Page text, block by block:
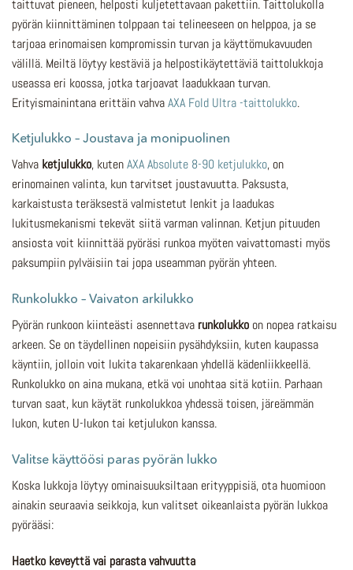
taittuvat pieneen, helposti kuljetettavaan pakettiin. Taittolukolla
pyörän kiinnittäminen tolppaan tai telineeseen on helppoa, ja se
tarjoaa erinomaisen kompromissin turvan ja käyttömukavuuden
välillä. Meiltä löytyy kestäviä ja helpostikäytettäviä taittolukkoja
useassa eri koossa, jotka tarjoavat laadukkaan turvan.
Erityismainintana erittäin vahvaAXA Fold Ultra -taittolukko.
Ketjulukko – Joustava ja monipuolinen
Vahva ketjulukko, kutenAXA Absolute 8-90 ketjulukko, on
erinomainen valinta, kun tarvitset joustavuutta. Paksusta,
karkaistusta teräksestä valmistetut lenkit ja laadukas
lukitusmekanismi tekevät siitä varman valinnan. Ketjun pituuden
ansiosta voit kiinnittää pyöräsi runkoa myöten vaivattomasti myös
paksumpiin pylväisiin tai jopa useamman pyörän yhteen.
Runkolukko – Vaivaton arkilukko
Pyörän runkoon kiinteästi asennettava runkolukko on nopea ratkaisu
arkeen. Se on täydellinen nopeisiin pysähdyksiin, kuten kaupassa
käyntiin, jolloin voit lukita takarenkaan yhdellä kädenliikkeellä.
Runkolukko on aina mukana, etkä voi unohtaa sitä kotiin. Parhaan
turvan saat, kun käytät runkolukkoa yhdessä toisen, järeämmän
lukon, kuten U-lukon tai ketjulukon kanssa.
Valitse käyttöösi paras pyörän lukko
Koska lukkoja löytyy ominaisuuksiltaan erityyppisiä, ota huomioon
ainakin seuraavia seikkoja, kun valitset oikeanlaista pyörän lukkoa
pyörääsi:
Haetko keveyttä vai parasta vahvuutta